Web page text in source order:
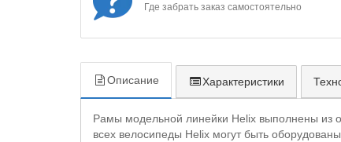
Где забрать заказ самостоятельно
Описание Характеристики
Рамы модельной линейки Helix выполнены из
всех велосипеды Helix могут быть